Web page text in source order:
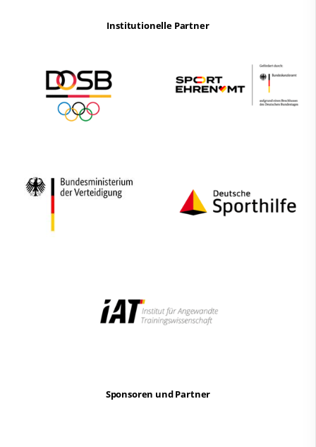
Institutionelle Partner
Sponsoren und Partner